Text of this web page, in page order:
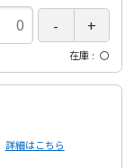
在庫 〇
詳細はこちら